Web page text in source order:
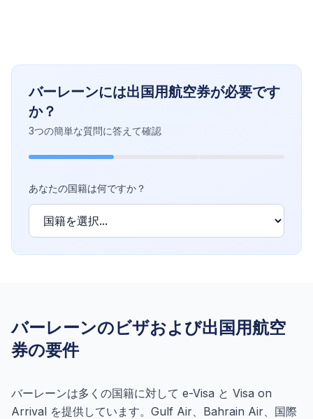
バーレーンには出国用航空券が必要です
か？
3つの簡単な質問に答えて確認
あなたの国籍は何ですか？
バーレーンのビザおよび出国用航空
券の要件
バーレーンは多くの国籍に対して e-Visa と Visa on
Arrival を提供しています。Gulf Air、Bahrain Air、国際